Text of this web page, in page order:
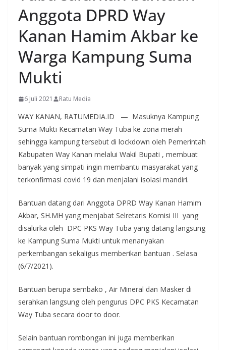
Anggota DPRD Way
Kanan Hamim Akbar ke
Warga Kampung Suma
Mukti
6 Juli 2021 Ratu Media
WAY KANAN, RATUMEDIA.ID — Masuknya Kampung
Suma Mukti Kecamatan Way Tuba ke zona merah
sehingga kampung tersebut di lockdown oleh Pemerintah
Kabupaten Way Kanan melalui Wakil Bupati , membuat
banyak yang simpati ingin membantu masyarakat yang
terkonfirmasi covid 19 dan menjalani isolasi mandiri.
Bantuan datang dari Anggota DPRD Way Kanan Hamim
Akbar, SH.MH yang menjabat Selretaris Komisi III yang
disalurka oleh DPC PKS Way Tuba yang datang langsung
ke Kampung Suma Mukti untuk menanyakan
perkembangan sekaligus memberikan bantuan . Selasa
(6/7/2021).
Bantuan berupa sembako , Air Mineral dan Masker di
serahkan langsung oleh pengurus DPC PKS Kecamatan
Way Tuba secara door to door.
Selain bantuan rombongan ini juga memberikan